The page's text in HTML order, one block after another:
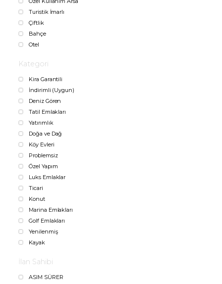
Turistik İmarlı
Çiftlik
Bahçe
Otel
Kategori
Kira Garantili
İndirimli (Uygun)
Deniz Gören
Tatil Emlakları
Yatırımlık
Doğa ve Dağ
Köy Evleri
Problemsiz
Özel Yapım
Luks Emlaklar
Ticari
Konut
Marina Emlakları
Golf Emlakları
Yenilenmiş
Kayak
İlan Sahibi
ASIM SÜRER